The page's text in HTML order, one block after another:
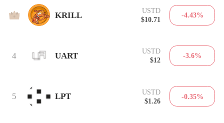
3 KRILL
USTD
$10.71
-4.43%
4 UART
USTD
$12
-3.6%
5 LPT
USTD
$1.26
-0.35%